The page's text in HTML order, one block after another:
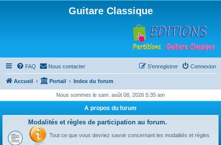
Guitare Classique
FAQ Nous contacter Connexion
S’enregistrer
Accueil Portail Index du forum
Nous sommes le sam. août 08, 2026 5:35 am
A propos du forum
Modalités et règles de participation au forum.
Tout ce que vous devriez savoir concernant les modalités et règles